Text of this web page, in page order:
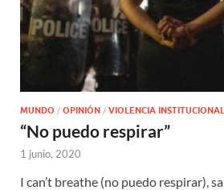
MUNDO / OPINIÓN / VIOLENCIA INSTITUCIONAL
“No puedo respirar”
1 junio, 2020
I can’t breathe (no puedo respirar),